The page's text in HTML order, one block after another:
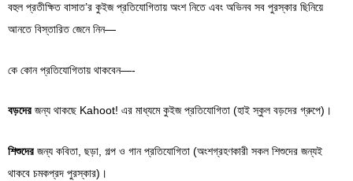
বহুল প্রতীক্ষিত বাসাত’র কুইজ প্রতিযোগিতায় অংশ নিতে এবং অভিনব সব পুরস্কার ছিনিয়ে
আনতে বিস্তারিত জেনে নিন—
কে কোন প্রতিযোগিতায় থাকবেন—-
বড়দেরজন্য থাকছে Kahoot! এর মাধ্যমে কুইজ প্রতিযোগিতা (হাই স্কুল বড়দের গ্রুপে)।
শিশুদেরজন্য কবিতা, ছড়া, গল্প ও গান প্রতিযোগিতা (অংশগ্রহণকারী সকল শিশুদের জন্যই
থাকবে চমকপ্রদ পুরস্কার)।